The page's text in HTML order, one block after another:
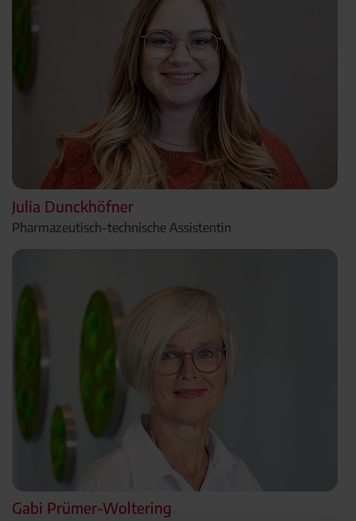
Julia Dunckhöfner
Pharmazeutisch-technische Assistentin
Gabi Prümer-Woltering